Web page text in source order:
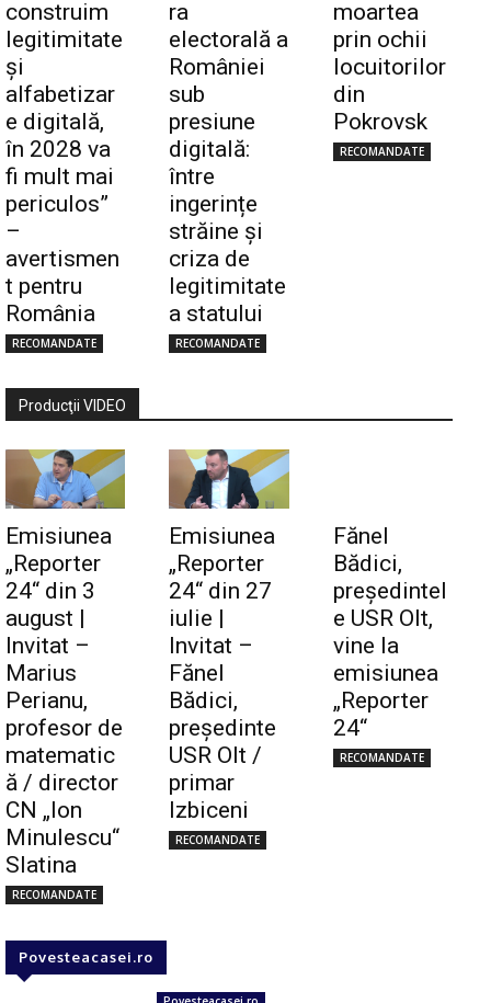
construim
legitimitate
și
alfabetizar
e digitală,
în 2028 va
fi mult mai
periculos”
–
avertismen
t pentru
România
RECOMANDATE
ra
electorală a
României
sub
presiune
digitală:
între
ingerințe
străine și
criza de
legitimitate
a statului
RECOMANDATE
moartea
prin ochii
locuitorilor
din
Pokrovsk
RECOMANDATE
Producţii VIDEO
Emisiunea
„Reporter
24“ din 3
august |
Invitat –
Marius
Perianu,
profesor de
matematic
ă / director
CN „Ion
Minulescu“
Slatina
RECOMANDATE
Emisiunea
„Reporter
24“ din 27
iulie |
Invitat –
Fănel
Bădici,
preşedinte
USR Olt /
primar
Izbiceni
RECOMANDATE
Fănel
Bădici,
preşedintel
e USR Olt,
vine la
emisiunea
„Reporter
24“
RECOMANDATE
Povesteacasei.ro